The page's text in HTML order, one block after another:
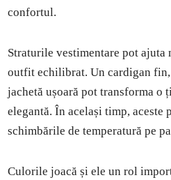
confortul.
Straturile vestimentare pot
outfit echilibrat. Un cardigan
jachetă ușoară pot transforma o
elegantă. În același timp, aceste
schimbările de temperatură pe
Culorile joacă și ele un rol